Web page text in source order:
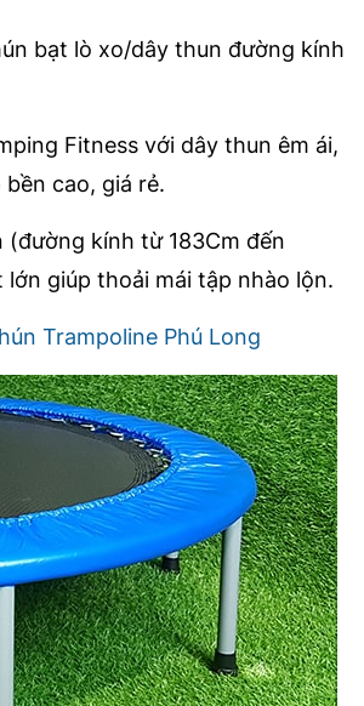
bạt lò xo/dây thun đường kính
Fitness với dây thun êm ái,
cao, giá rẻ.
kính từ 183Cm đến
giúp thoải mái tập nhào lộn.
Trampoline Phú Long